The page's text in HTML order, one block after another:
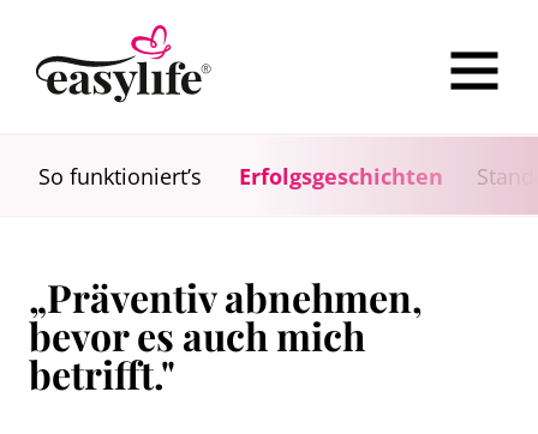
So funktioniert’s Erfolgsgeschichten
„Präventiv abnehmen,
bevor es auch mich
betrifft."